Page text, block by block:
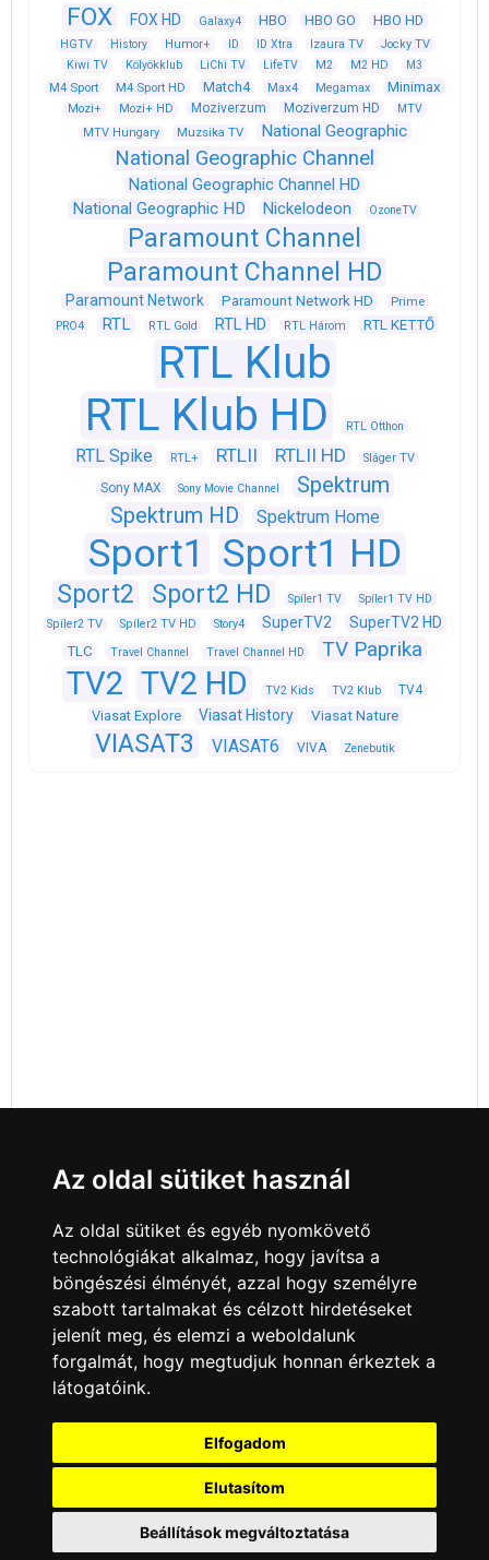
FOX FOX HD Galaxy4 HBO HBO GO HBO HD
HGTV History Humor+ ID ID Xtra Izaura TV
Jocky TV
Kiwi TV
Kölyökklub LiChi TV LifeTV M2 M2 HD M3
M4 Sport M4 Sport HD Match4 Max4 Megamax Minimax
Mozi+ Mozi+ HD Moziverzum Moziverzum HD
MTV
MTV Hungary
Muzsika TV National Geographic
National Geographic Channel
National Geographic Channel HD
National Geographic HD
Nickelodeon OzoneTV
Paramount Channel
Paramount Channel HD
Paramount Network Paramount Network HD Prime
PRO4 RTL RTL Gold RTL HD RTL Három RTL KETTŐ
RTL Klub
RTL Klub HD
RTL Otthon
RTL Spike RTL+ RTLII RTLII HD Sláger TV
Sony MAX Sony Movie Channel
Spektrum
Spektrum HD
Spektrum Home
Sport1 Sport1 HD
Sport2 Sport2 HD Spíler1 TV
Spíler1 TV HD
Spíler2 TV
Spíler2 TV HD Story4 SuperTV2 SuperTV2 HD
TLC Travel Channel Travel Channel HD TV Paprika
TV2 TV2 HD TV2 Kids TV2 Klub TV4
Viasat Explore Viasat History Viasat Nature
VIASAT3 VIASAT6 VIVA Zenebutik
Minden jog fenntartva © 2008 - 2026
A csatornák a műsorváltoztatás jogát
fenntartják! A portál üzemeltetője semmiféle
felelősséget nem vállal a weboldalon
megjelentetett hirdetések tartalmáért, illetve a
hirdetésekhez feltöltött képekért!
Az oldal sütiket használ
Az oldal sütiket és egyéb nyomkövető
technológiákat alkalmaz, hogy javítsa a
böngészési élményét, azzal hogy személyre
szabott tartalmakat és célzott hirdetéseket
jelenít meg, és elemzi a weboldalunk
forgalmát, hogy megtudjuk honnan érkeztek a
látogatóink.
Elfogadom
Elutasítom
Beállítások megváltoztatása